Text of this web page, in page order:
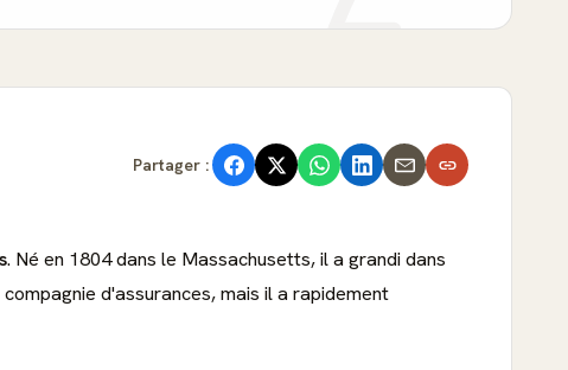
Partager :
. Né en 1804 dans le Massachusetts, il a grandi dans
d'assurances, mais il a rapidement